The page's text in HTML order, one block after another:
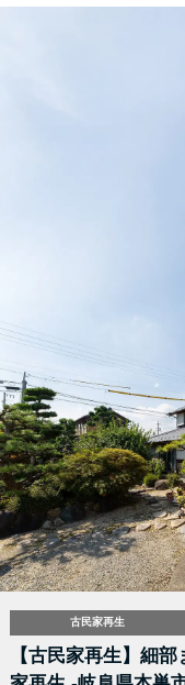
古民家再生
【古民家再生】細